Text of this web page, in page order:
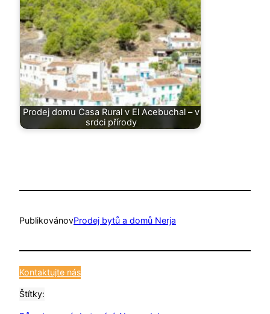
Prodej domu Casa Rural v El Acebuchal – v
srdci přírody
PublikovánovProdej bytů a domů Nerja
Kontaktujte nás
Štítky: